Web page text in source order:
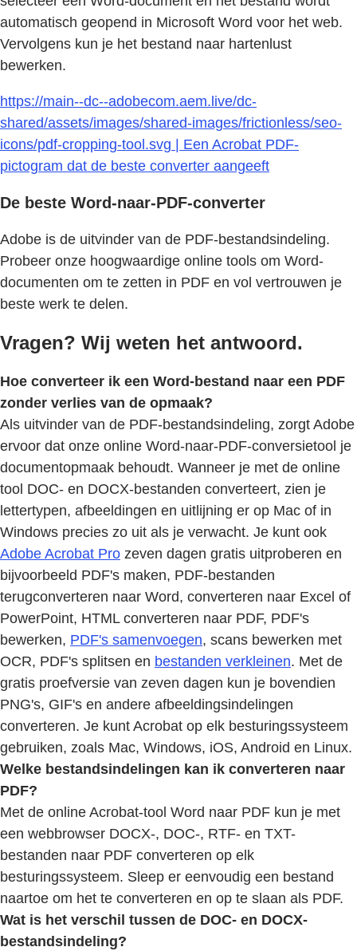
automatisch geopend in Microsoft Word voor het web.
Vervolgens kun je het bestand naar hartenlust
bewerken.
https://main--dc--adobecom.aem.live/dc-
shared/assets/images/shared-images/frictionless/seo-
icons/pdf-cropping-tool.svg | Een Acrobat PDF-
pictogram dat de beste converter aangeeft
De beste Word-naar-PDF-converter
Adobe is de uitvinder van de PDF-bestandsindeling.
Probeer onze hoogwaardige online tools om Word-
documenten om te zetten in PDF en vol vertrouwen je
beste werk te delen.
Vragen? Wij weten het antwoord.
Hoe converteer ik een Word-bestand naar een PDF
zonder verlies van de opmaak?
Als uitvinder van de PDF-bestandsindeling, zorgt Adobe
ervoor dat onze online Word-naar-PDF-conversietool je
documentopmaak behoudt. Wanneer je met de online
tool DOC- en DOCX-bestanden converteert, zien je
lettertypen, afbeeldingen en uitlijning er op Mac of in
Windows precies zo uit als je verwacht. Je kunt ook
Adobe Acrobat Pro zeven dagen gratis uitproberen en
bijvoorbeeld PDF's maken, PDF-bestanden
terugconverteren naar Word, converteren naar Excel of
PowerPoint, HTML converteren naar PDF, PDF's
bewerken, PDF's samenvoegen, scans bewerken met
OCR, PDF's splitsen en bestanden verkleinen. Met de
gratis proefversie van zeven dagen kun je bovendien
PNG's, GIF's en andere afbeeldingsindelingen
converteren. Je kunt Acrobat op elk besturingssysteem
gebruiken, zoals Mac, Windows, iOS, Android en Linux.
Welke bestandsindelingen kan ik converteren naar
PDF?
Met de online Acrobat-tool Word naar PDF kun je met
een webbrowser DOCX-, DOC-, RTF- en TXT-
bestanden naar PDF converteren op elk
besturingssysteem. Sleep er eenvoudig een bestand
naartoe om het te converteren en op te slaan als PDF.
Wat is het verschil tussen de DOC- en DOCX-
bestandsindeling?